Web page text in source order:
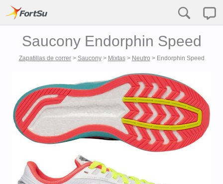
Saucony Endorphin Speed
Zapatillas de correr> Saucony> Mixtas> Neutro > Endorphin Speed